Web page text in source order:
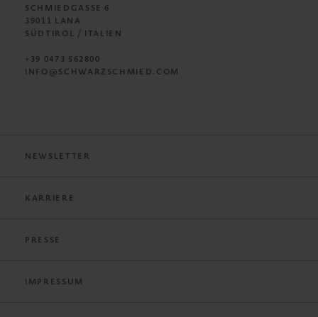
SCHMIEDGASSE 6
39011 LANA
SÜDTIROL / ITALIEN
+39 0473 562800
INFO@SCHWARZSCHMIED.COM
NEWSLETTER
KARRIERE
PRESSE
IMPRESSUM